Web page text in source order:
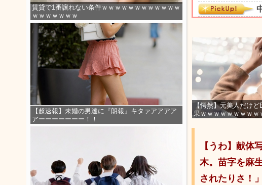
賃貸で1番譲れない条件ｗｗｗｗｗｗｗｗｗｗｗｗ
ｗｗｗｗｗｗｗ
【超速報】未婚の男達に『朗報』キタァアアアア
アーーーーーーー！！
【愕然】元美人だけ
果ｗｗｗｗｗｗｗｗｗ
【うわ】献
木。苗字を麻
されたりさ！」